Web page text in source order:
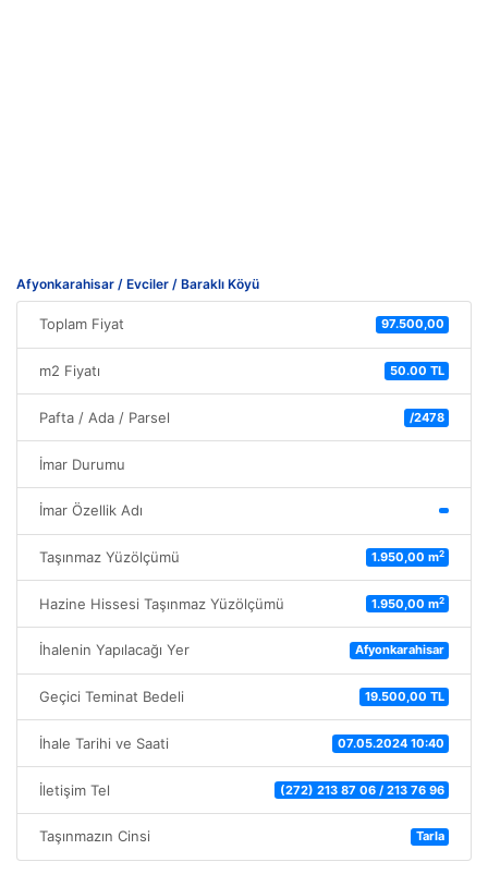
Afyonkarahisar / Evciler / Baraklı Köyü
Toplam Fiyat 97.500,00
m2 Fiyatı 50.00 TL
Pafta / Ada / Parsel /2478
İmar Durumu
İmar Özellik Adı
Taşınmaz Yüzölçümü 1.950,00 m2
Hazine Hissesi Taşınmaz Yüzölçümü 1.950,00 m2
İhalenin Yapılacağı Yer Afyonkarahisar
Geçici Teminat Bedeli 19.500,00 TL
İhale Tarihi ve Saati 07.05.2024 10:40
İletişim Tel (272) 213 87 06 / 213 76 96
Taşınmazın Cinsi Tarla